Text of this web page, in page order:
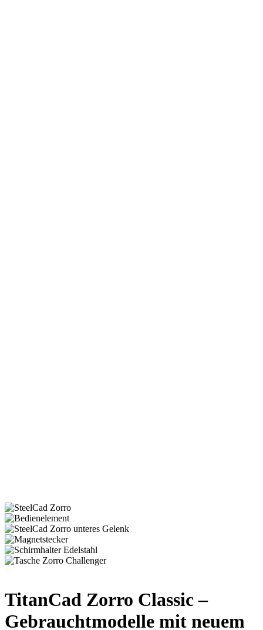
TitanCad Zorro Classic –
Gebrauchtmodelle mit neuem